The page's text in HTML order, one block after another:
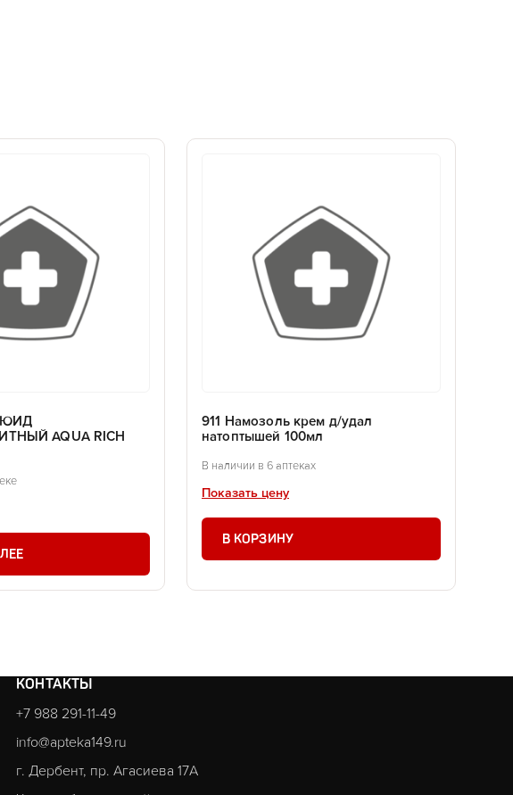
AQUA RICH
911 Намозоль крем д/удал
натоптышей 100мл
В наличии в 6 аптеках
Показать цену
В КОРЗИНУ
КОНТАКТЫ
+7 988 291-11-49
info@apteka149.ru
г. Дербент, пр. Агасиева 17А